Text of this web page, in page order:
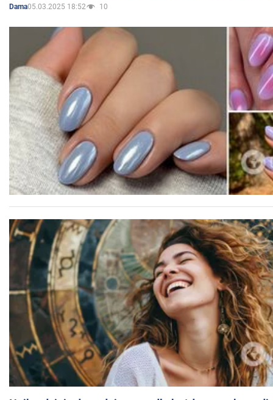
Dama05.03.2025 18:52 10